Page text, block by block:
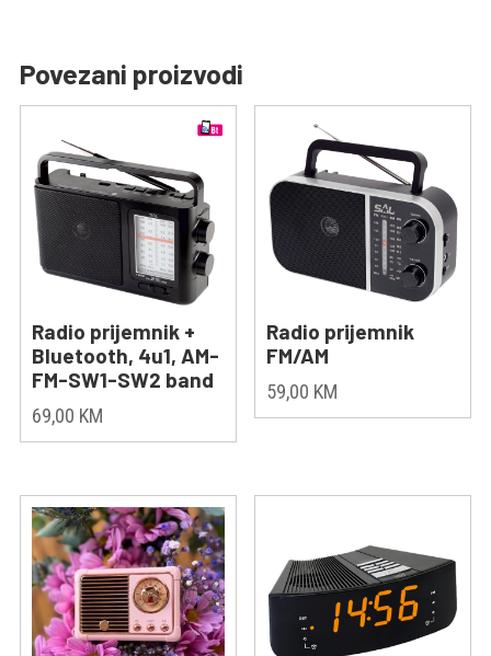
Povezani proizvodi
Radio prijemnik +
Bluetooth, 4u1, AM-
FM-SW1-SW2 band
69,00 KM
Radio prijemnik
FM/AM
59,00 KM